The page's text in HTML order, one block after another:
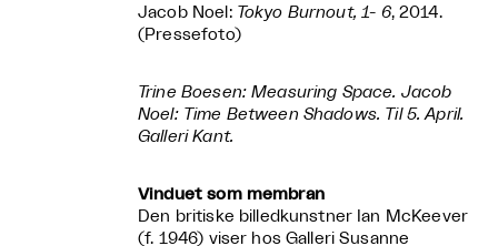
Jacob Noel: Tokyo Burnout, 1- 6, 2014.
(Pressefoto)
Trine Boesen: Measuring Space. Jacob
Noel: Time Between Shadows. Til 5. April.
Galleri Kant.
Vinduet som membran
Den britiske billedkunstner Ian McKeever
(f. 1946) viser hos Galleri Susanne